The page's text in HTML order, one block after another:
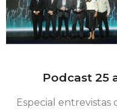
Podcast 25
Especial entrevistas